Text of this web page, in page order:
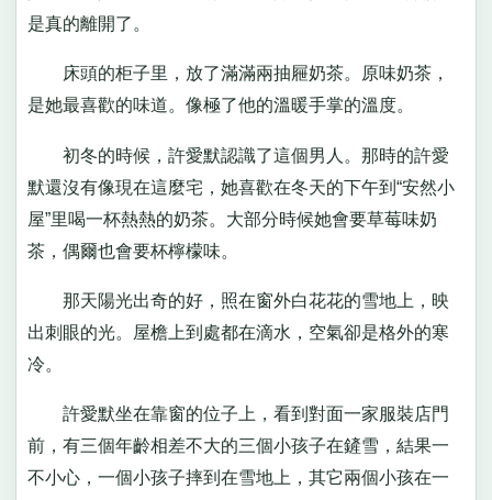
是真的離開了。
床頭的柜子里，放了滿滿兩抽屜奶茶。原味奶茶，
是她最喜歡的味道。像極了他的溫暖手掌的溫度。
初冬的時候，許愛默認識了這個男人。那時的許愛
默還沒有像現在這麼宅，她喜歡在冬天的下午到“安然小
屋”里喝一杯熱熱的奶茶。大部分時候她會要草莓味奶
茶，偶爾也會要杯檸檬味。
那天陽光出奇的好，照在窗外白花花的雪地上，映
出刺眼的光。屋檐上到處都在滴水，空氣卻是格外的寒
冷。
許愛默坐在靠窗的位子上，看到對面一家服裝店門
前，有三個年齡相差不大的三個小孩子在鏟雪，結果一
不小心，一個小孩子摔到在雪地上，其它兩個小孩在一